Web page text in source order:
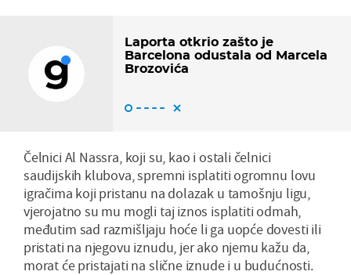
Laporta otkrio zašto je
Barcelona odustala od Marcela
Brozovića
Čelnici Al Nassra, koji su, kao i ostali čelnici
saudijskih klubova, spremni isplatiti ogromnu lovu
igračima koji pristanu na dolazak u tamošnju ligu,
vjerojatno su mu mogli taj iznos isplatiti odmah,
međutim sad razmišljaju hoće li ga uopće dovesti ili
pristati na njegovu iznudu, jer ako njemu kažu da,
morat će pristajati na slične iznude i u budućnosti.